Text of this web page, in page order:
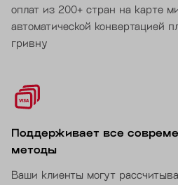
оплат из 200+ стран на карте
автоматической конвертацией
гривну
Поддерживает все
методы
Ваши клиенты могут